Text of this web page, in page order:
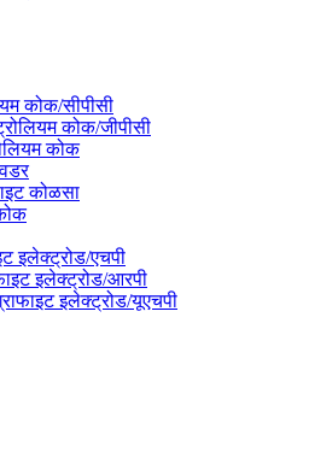
कोक/सीपीसी
कोक/जीपीसी
कोक
कोळसा
इलेक्ट्रोड/एचपी
इलेक्ट्रोड/आरपी
इलेक्ट्रोड/यूएचपी